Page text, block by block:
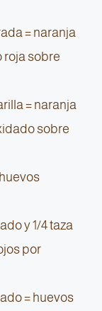
= naranja
roja sobre
= naranja
sobre
y 1/4 taza
por
= huevos